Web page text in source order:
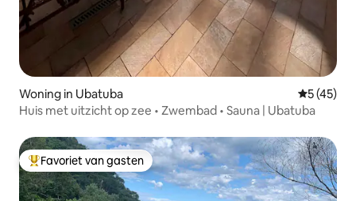
Woning in Ubatuba
5 (45)
Huis met uitzicht op zee • Zwembad • Sauna | Ubatuba
Topfavoriet van gasten
Favoriet van gasten